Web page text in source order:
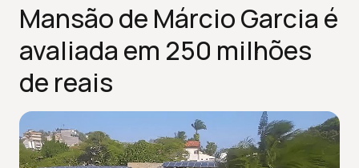
Mansão de Márcio Garcia é
avaliada em 250 milhões
de reais